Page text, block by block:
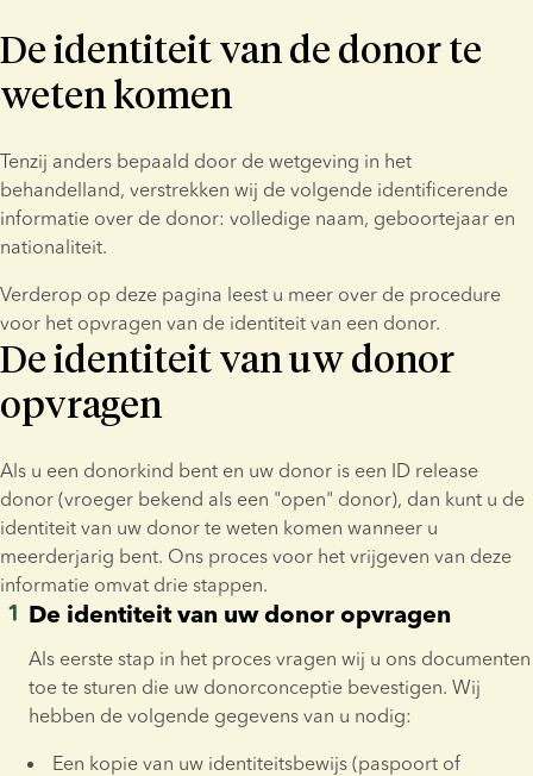
De identiteit van de donor te
weten komen
Tenzij anders bepaald door de wetgeving in het
behandelland, verstrekken wij de volgende identificerende
informatie over de donor: volledige naam, geboortejaar en
nationaliteit.
Verderop op deze pagina leest u meer over de procedure
voor het opvragen van de identiteit van een donor.
De identiteit van uw donor
opvragen
Als u een donorkind bent en uw donor is een ID release
donor (vroeger bekend als een "open" donor), dan kunt u de
identiteit van uw donor te weten komen wanneer u
meerderjarig bent. Ons proces voor het vrijgeven van deze
informatie omvat drie stappen.
De identiteit van uw donor opvragen
Als eerste stap in het proces vragen wij u ons documenten
toe te sturen die uw donorconceptie bevestigen. Wij
hebben de volgende gegevens van u nodig:
Een kopie van uw identiteitsbewijs (paspoort of